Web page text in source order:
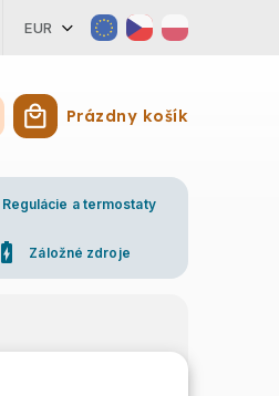
EUR
Nákupný košík
Prázdny košík
Regulácie a termostaty
battery_charging_full Záložné zdroje